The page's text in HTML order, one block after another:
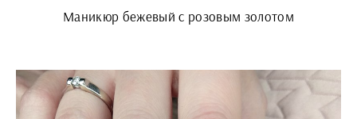
Маникюр бежевый с розовым золотом